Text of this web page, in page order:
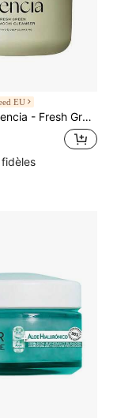
EU
- Fresh Green Rice Mochi Cleanser (120g)